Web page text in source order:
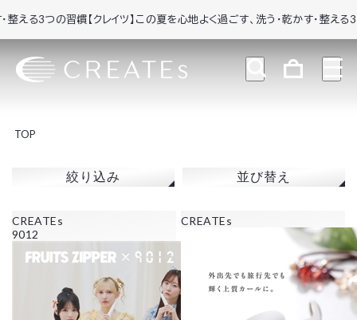
る3つの習慣【クレイツ】この夏を心地よく過ごす、洗う・乾かす・整える3つの
TOP
絞り込み 並び替え
CREATEs
9012
CREATEs